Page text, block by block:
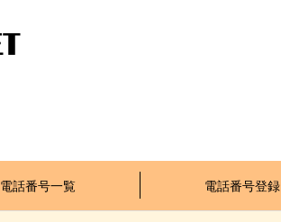
電話番号一覧 電話番号登録